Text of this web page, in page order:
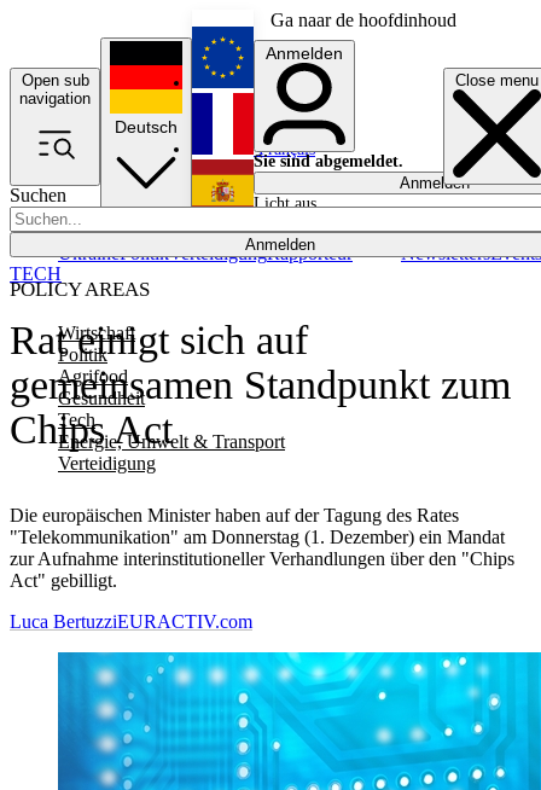
Ga naar de hoofdinhoud
Open sub
navigation
Close menu
Suchen
Anmelden
POLICY AREAS
Wirtschaft
Politik
Agrifood
Gesundheit
Tech
Energie, Umwelt & Transport
Verteidigung
UkrainePolitikVerteidigungRapporteur NewslettersEvents
Deutsch
English
Français
Anmelden
Sie sind abgemeldet.
Anmelden
Licht aus
Rat einigt sich auf
gemeinsamen Standpunkt zum
Chips Act
Die europäischen Minister haben auf der Tagung des Rates
"Telekommunikation" am Donnerstag (1. Dezember) ein Mandat
zur Aufnahme interinstitutioneller Verhandlungen über den "Chips
Act" gebilligt.
TECH
Luca BertuzziEURACTIV.com